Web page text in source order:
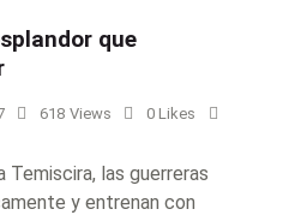
que
618 Views 0 Likes
Temiscira, las guerreras
y entrenan con